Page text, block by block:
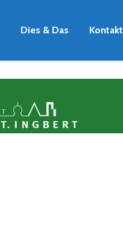
Dies & Das Kontakt